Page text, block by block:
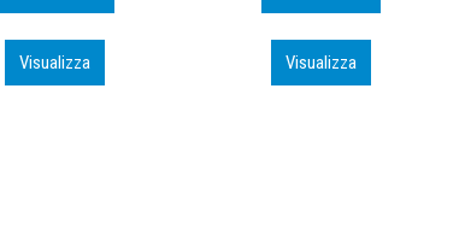
Visualizza Visualizza